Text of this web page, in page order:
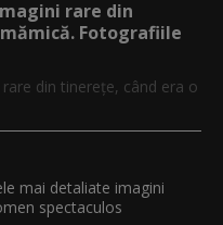
rare din
Fotografiile
din tinerețe, când era o